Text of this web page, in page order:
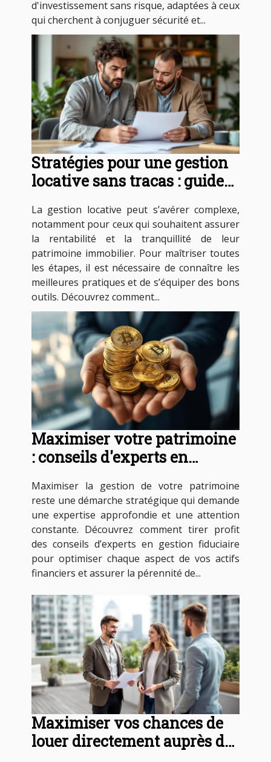
d'investissement sans risque, adaptées à ceux
qui cherchent à conjuguer sécurité et...
Stratégies pour une gestion
locative sans tracas : guide
La gestion locative peut s’avérer complexe,
notamment pour ceux qui souhaitent assurer
la rentabilité et la tranquillité de leur
patrimoine immobilier. Pour maîtriser toutes
les étapes, il est nécessaire de connaître les
meilleures pratiques et de s’équiper des bons
outils. Découvrez comment...
Maximiser votre patrimoine
: conseils d'experts en
Maximiser la gestion de votre patrimoine
reste une démarche stratégique qui demande
une expertise approfondie et une attention
constante. Découvrez comment tirer profit
des conseils d’experts en gestion fiduciaire
pour optimiser chaque aspect de vos actifs
financiers et assurer la pérennité de...
Maximiser vos chances de
louer directement auprès des